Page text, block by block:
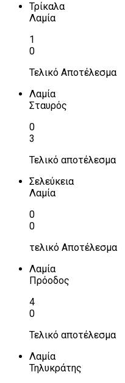
Τρίκαλα
Λαμία
1
0
Τελικό Αποτέλεσμα
Λαμία
Σταυρός
0
3
Τελικό αποτέλεσμα
Σελεύκεια
Λαμία
0
0
τελικό Αποτέλεσμα
Λαμία
Πρόοδος
4
0
Τελικό αποτέλεσμα
Λαμία
Τηλυκράτης